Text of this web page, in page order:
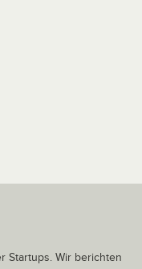
Startups. Wir berichten